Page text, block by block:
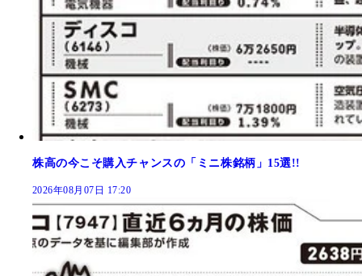
株高の今こそ購入チャンスの「ミニ株銘柄」15選!!
2026年08月07日 17:20